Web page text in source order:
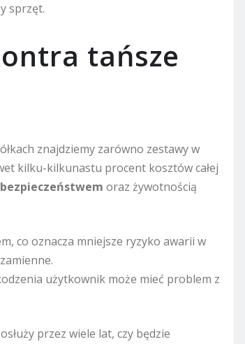
sprzęt.
tańsze
znajdziemy zarówno zestawy w
kilku-kilkunastu procent kosztów całej
bezpieczeństwem oraz żywotnością
co oznacza mniejsze ryzyko awarii w
użytkownik może mieć problem z
przez wiele lat, czy będzie